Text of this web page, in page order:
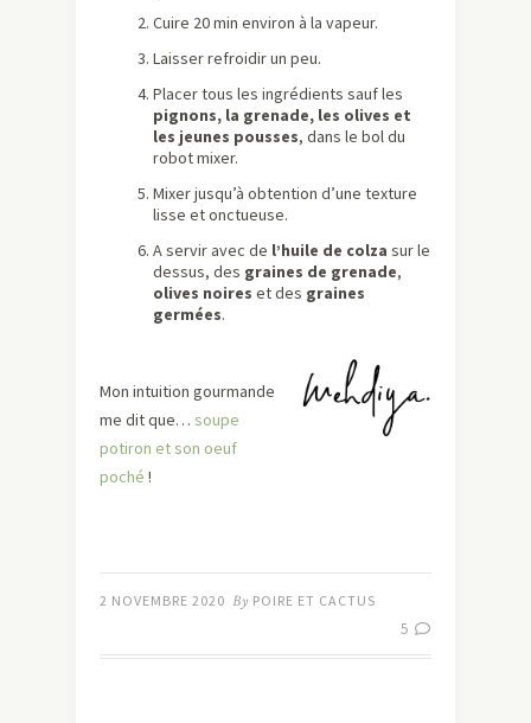
Cuire 20 min environ à la vapeur.
Laisser refroidir un peu.
Placer tous les ingrédients sauf les
pignons, la grenade, les olives et
les jeunes pousses, dans le bol du
robot mixer.
Mixer jusqu’à obtention d’une texture
lisse et onctueuse.
A servir avec de l’huile de colza sur le
dessus, des graines de grenade,
olives noires et des graines
germées.
Mon intuition gourmande
me dit que… soupe
potiron et son oeuf
poché !
2 NOVEMBRE 2020 By POIRE ET CACTUS
5